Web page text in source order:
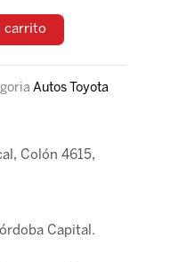
carrito
Autos Toyota
Colón 4615,
Capital.